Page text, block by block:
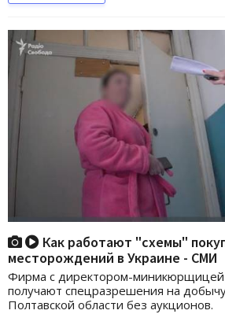
Как работают "схемы"
месторождений в Украине - СМИ
Фирма с директором-миникюрщицей
получают спецразрешения на
Полтавской области без аукционов.